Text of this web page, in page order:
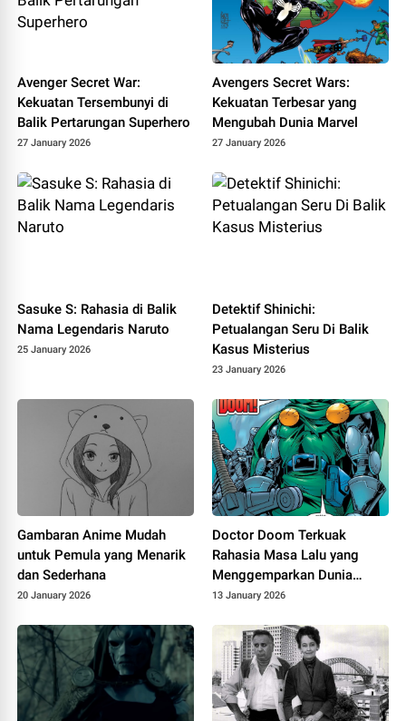
Avenger Secret War:
Kekuatan Tersembunyi di
Balik Pertarungan Superhero
27 January 2026
Avengers Secret Wars:
Kekuatan Terbesar yang
Mengubah Dunia Marvel
27 January 2026
Sasuke S: Rahasia di Balik
Nama Legendaris Naruto
25 January 2026
Detektif Shinichi:
Petualangan Seru Di Balik
Kasus Misterius
23 January 2026
Gambaran Anime Mudah
untuk Pemula yang Menarik
dan Sederhana
20 January 2026
Doctor Doom Terkuak
Rahasia Masa Lalu yang
Menggemparkan Dunia
Medis
13 January 2026